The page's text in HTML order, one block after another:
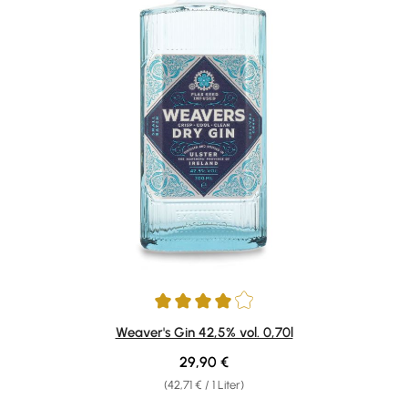
Durchschnittliche Bewertung von 4 von 5 Sternen
Weaver's Gin 42,5% vol. 0,70l
(42,71 € / 1 Liter)
Regulärer Preis:
29,90 €